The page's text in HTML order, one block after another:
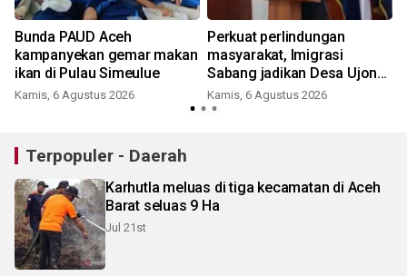
Bunda PAUD Aceh
kampanyekan gemar makan
ikan di Pulau Simeulue
Kamis, 6 Agustus 2026
Perkuat perlindungan
masyarakat, Imigrasi
Sabang jadikan Desa Ujong
Kareung sebagai binaan
Kamis, 6 Agustus 2026
Terpopuler - Daerah
Karhutla meluas di tiga kecamatan di Aceh
Barat seluas 9 Ha
Jul 21st